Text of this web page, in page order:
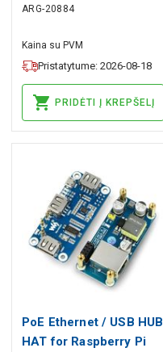
for Raspberry Pi 4B -
ARG-20884
Kaina su PVM
Pristatytume: 2026-08-18
PRIDĖTI Į KREPŠELĮ
PoE Ethernet / USB HUB
HAT for Raspberry Pi